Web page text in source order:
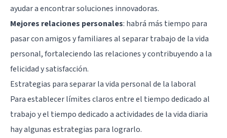
ayudar a encontrar soluciones innovadoras.
Mejores relaciones personales: habrá más tiempo para
pasar con amigos y familiares al separar trabajo de la vida
personal, fortaleciendo las relaciones y contribuyendo a la
felicidad y satisfacción.
Estrategias para separar la vida personal de la laboral
Para establecer límites claros entre el tiempo dedicado al
trabajo y el tiempo dedicado a actividades de la vida diaria
hay algunas estrategias para lograrlo.